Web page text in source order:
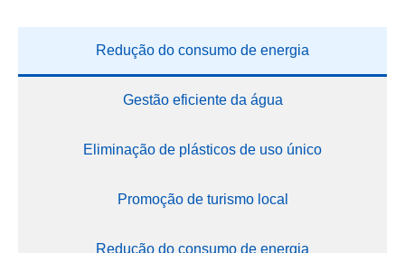
Redução do consumo de energia
Gestão eficiente da água
Eliminação de plásticos de uso único
Promoção de turismo local
Redução do consumo de energia